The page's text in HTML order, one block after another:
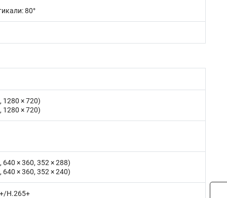
80°
1280 × 720)
1280 × 720)
× 360, 352 × 288)
× 360, 352 × 240)
H.265+